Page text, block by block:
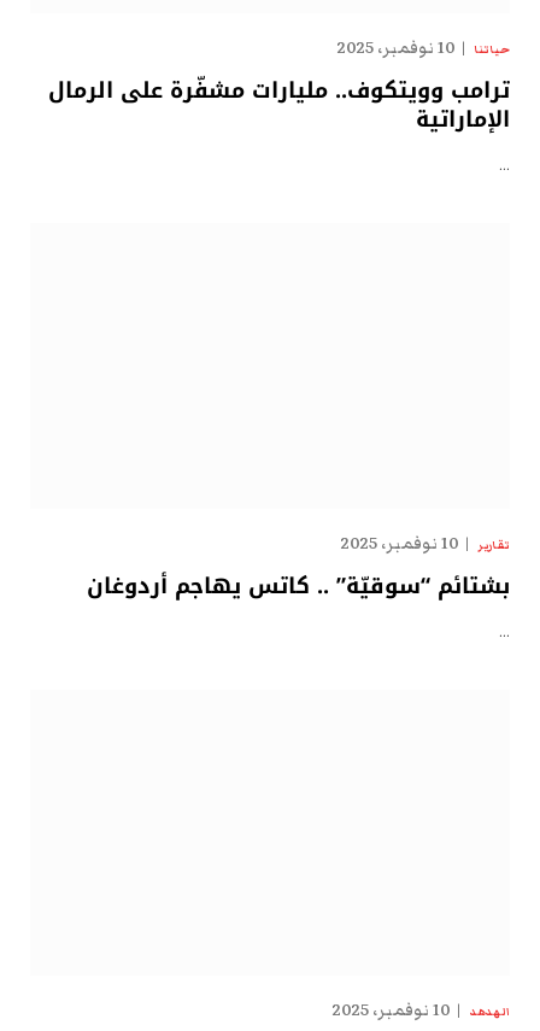
حياتنا 10 نوفمبر، 2025
ترامب وويتكوف.. مليارات مشفّرة على الرمال
الإماراتية
…
تقارير 10 نوفمبر، 2025
بشتائم “سوقيّة” .. كاتس يهاجم أردوغان
…
الهدهد 10 نوفمبر، 2025